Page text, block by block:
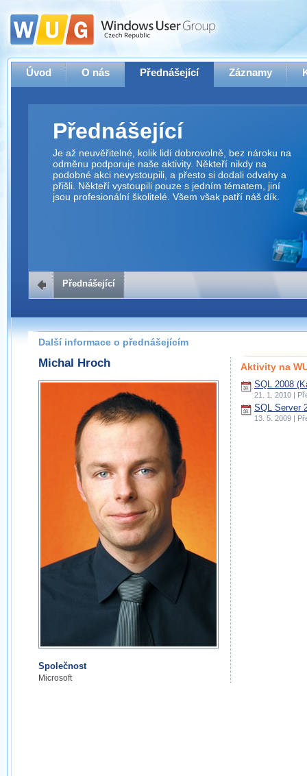
Úvod O nás Přednášející Záznamy
Přednášející
Je až neuvěřitelné, kolik lidí dobrovolně, bez nároku na
odměnu podporuje naše aktivity. Někteří nikdy na
podobné akci nevystoupili, a přesto si dodali odvahy a
přišli. Někteří vystoupili pouze s jedním tématem, jiní
jsou profesionální školitelé. Všem však patří náš dík.
Přednášející
Další informace o přednášejícím
Michal Hroch
Společnost
Microsoft
Aktivity na
SQL 2008
21. 1. 2010 |
SQL Server
13. 5. 2009 |